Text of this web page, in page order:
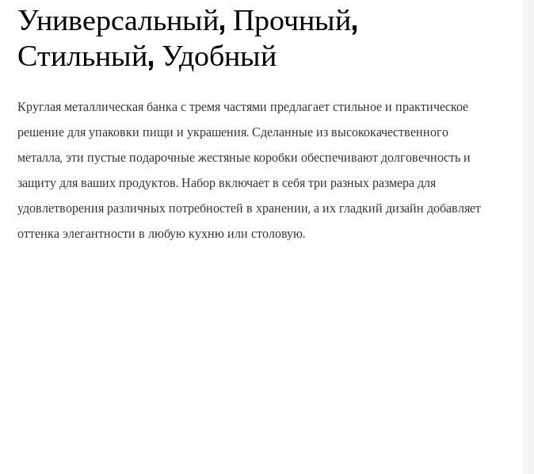
Универсальный, Прочный,
Стильный, Удобный
Круглая металлическая банка с тремя частями предлагает стильное и практическое
решение для упаковки пищи и украшения. Сделанные из высококачественного
металла, эти пустые подарочные жестяные коробки обеспечивают долговечность и
защиту для ваших продуктов. Набор включает в себя три разных размера для
удовлетворения различных потребностей в хранении, а их гладкий дизайн добавляет
оттенка элегантности в любую кухню или столовую.